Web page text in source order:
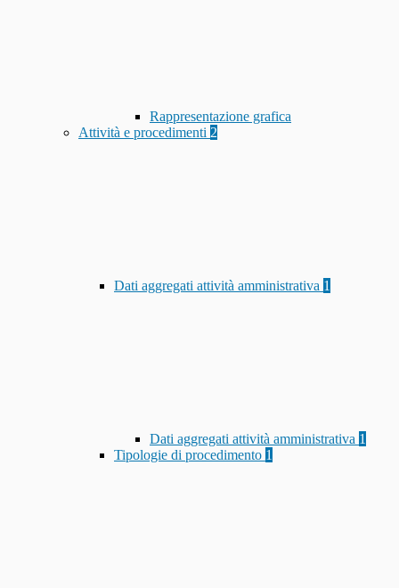
Rappresentazione grafica
Attività e procedimenti 2
Dati aggregati attività amministrativa 1
Dati aggregati attività amministrativa 1
Tipologie di procedimento 1